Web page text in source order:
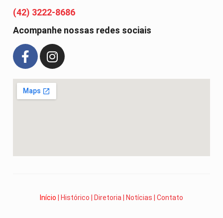
(42) 3222-8686
Acompanhe nossas redes sociais
Início Histórico Diretoria Notícias Contato